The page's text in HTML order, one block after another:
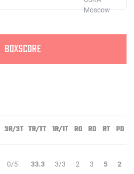
BOXSCORE
3R/3T TR/TT 1R/1T RO RD RT PD
0/5 33.3 3/3 2 3 5 2